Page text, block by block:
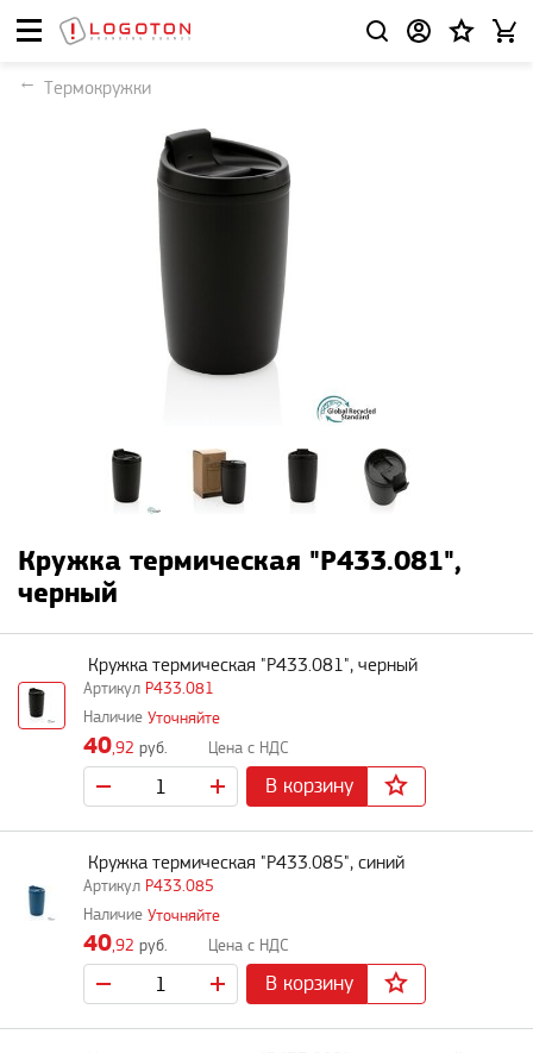
Термокружки
Кружка термическая "P433.081",
черный
P433.081
Кружка термическая "P433.081", черный
Уточняйте
40,92 руб.
В корзину
P433.085
Кружка термическая "P433.085", синий
Уточняйте
40,92 руб.
В корзину